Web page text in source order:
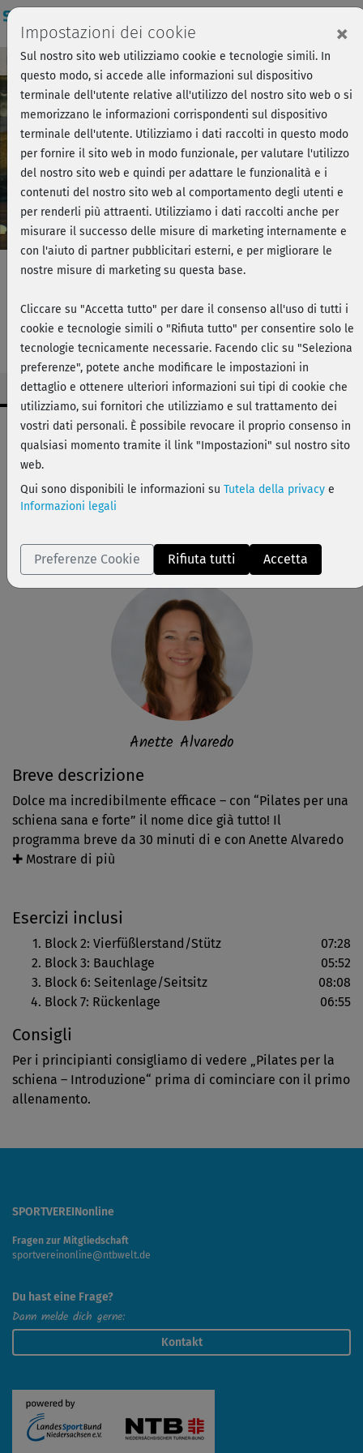
Play
Video
Breve anteprima - Forza, si parte! Accedi
Pilates per la schiena – Programma
breve
Breve descrizione
Dolce ma incredibilmente efficace – con “Pilates per una
schiena sana e forte” il nome dice già tutto! Il
programma breve da 30 minuti di e con Anette Alvaredo
aiuta ad evitare efficacemente la maggior parte dei
colonna vertebrale in maniera efficace. Formidabili
effetti collaterali: blocchi e tensioni vengono eliminati.
Una vera benedizione per la schiena!
✚ Mostrare di più
Esercizi inclusi
Block 2: Vierfüßlerstand/Stütz
07:28
Block 3: Bauchlage
05:52
Block 6: Seitenlage/Seitsitz
08:08
Block 7: Rückenlage
06:55
Consigli
Per i principianti consigliamo di vedere „Pilates per la
schiena – Introduzione“ prima di cominciare con il primo
allenamento.
Dati workout
facile
139 kcal
Asciugamano arrotolato, materassino.
Anette Alvaredo
SPORTVEREINonline
Fragen zur Mitgliedschaft
sportvereinonline@ntbwelt.de
Du hast eine Frage?
Dann melde dich gerne:
Kontakt
Impostazioni dei cookie ×
Sul nostro sito web utilizziamo cookie e tecnologie simili. In
questo modo, si accede alle informazioni sul dispositivo
terminale dell'utente relative all'utilizzo del nostro sito web o si
memorizzano le informazioni corrispondenti sul dispositivo
terminale dell'utente. Utilizziamo i dati raccolti in questo modo
per fornire il sito web in modo funzionale, per valutare l'utilizzo
del nostro sito web e quindi per adattare le funzionalità e i
contenuti del nostro sito web al comportamento degli utenti e
per renderli più attraenti. Utilizziamo i dati raccolti anche per
misurare il successo delle misure di marketing internamente e
con l'aiuto di partner pubblicitari esterni, e per migliorare le
nostre misure di marketing su questa base.
Cliccare su "Accetta tutto" per dare il consenso all'uso di tutti i
cookie e tecnologie simili o "Rifiuta tutto" per consentire solo le
tecnologie tecnicamente necessarie. Facendo clic su "Seleziona
preferenze", potete anche modificare le impostazioni in
dettaglio e ottenere ulteriori informazioni sui tipi di cookie che
utilizziamo, sui fornitori che utilizziamo e sul trattamento dei
vostri dati personali. È possibile revocare il proprio consenso in
qualsiasi momento tramite il link "Impostazioni" sul nostro sito
web.
Qui sono disponibili le informazioni su Tutela della privacy e
Informazioni legali
Preferenze Cookie Rifiuta tutti Accetta